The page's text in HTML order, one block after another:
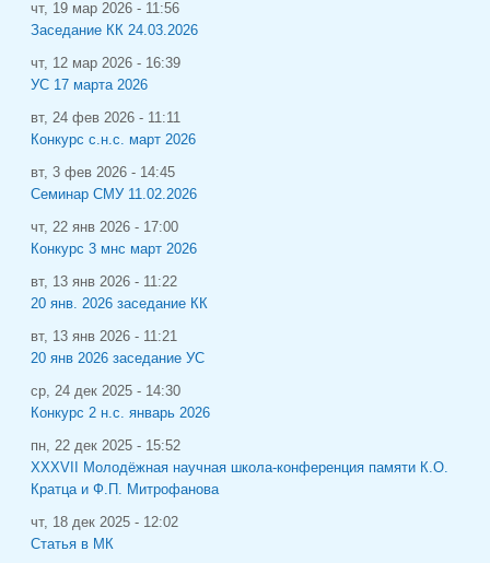
чт, 19 мар 2026 - 11:56
Заседание КК 24.03.2026
чт, 12 мар 2026 - 16:39
УС 17 марта 2026
вт, 24 фев 2026 - 11:11
Конкурс с.н.с. март 2026
вт, 3 фев 2026 - 14:45
Семинар СМУ 11.02.2026
чт, 22 янв 2026 - 17:00
Конкурс 3 мнс март 2026
вт, 13 янв 2026 - 11:22
20 янв. 2026 заседание КК
вт, 13 янв 2026 - 11:21
20 янв 2026 заседание УС
ср, 24 дек 2025 - 14:30
Конкурс 2 н.с. январь 2026
пн, 22 дек 2025 - 15:52
XXXVII Молодёжная научная школа-конференция памяти К.О.
Кратца и Ф.П. Митрофанова
чт, 18 дек 2025 - 12:02
Статья в МК